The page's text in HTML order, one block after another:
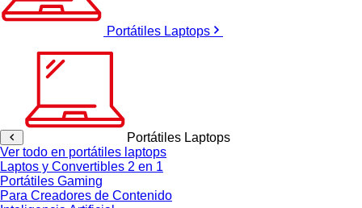
Portátiles Laptops
Portátiles Laptops
Ver todo en portátiles laptops
Laptos y Convertibles 2 en 1
Portátiles Gaming
Para Creadores de Contenido